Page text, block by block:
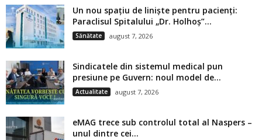
Un nou spațiu de liniște pentru pacienți:
Paraclisul Spitalului „Dr. Holhoș”...
Sănătate august 7, 2026
Sindicatele din sistemul medical pun
presiune pe Guvern: noul model de...
Actualitate august 7, 2026
eMAG trece sub controlul total al Naspers –
unul dintre cei...